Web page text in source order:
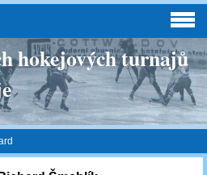
hokejových turnajů